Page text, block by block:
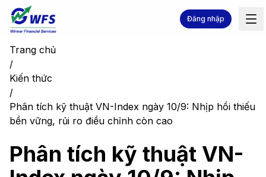
Đăng nhập
Trang chủ
/
Kiến thức
/
Phân tích kỹ thuật VN-Index ngày 10/9: Nhịp hồi thiếu
bền vững, rủi ro điều chỉnh còn cao
Phân tích kỹ thuật VN-